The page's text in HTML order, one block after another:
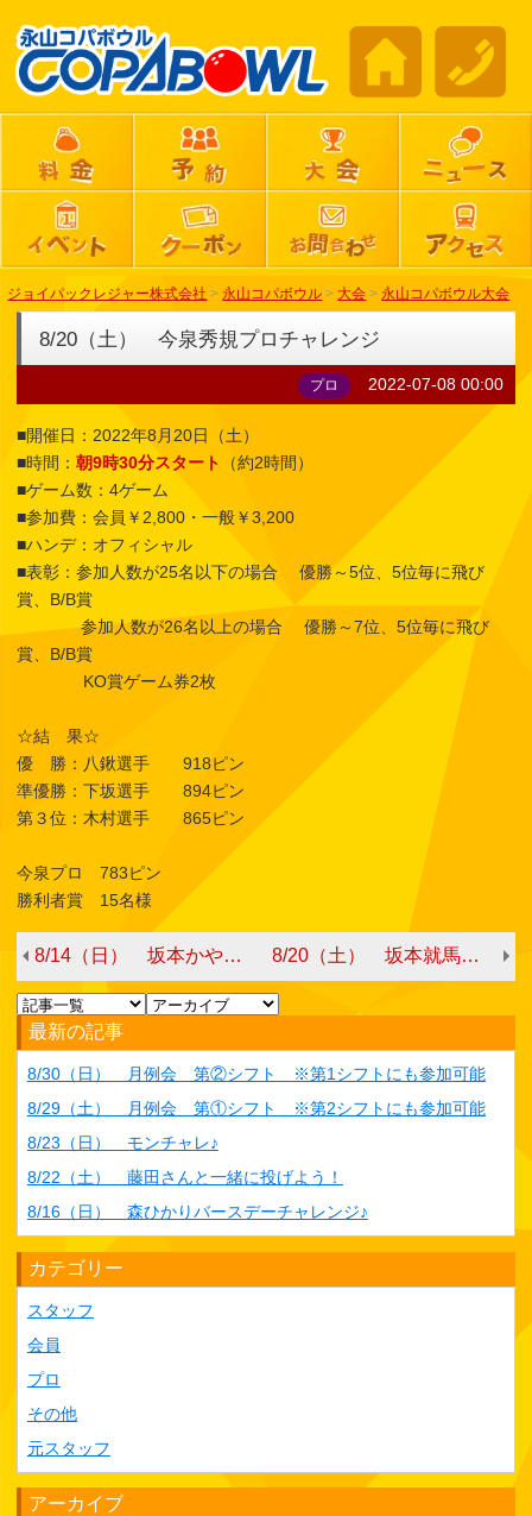
ジョイパックレジャー株式会社 > 永山コパボウル > 大会 > 永山コパボウル大会
8/20（土） 今泉秀規プロチャレンジ
プロ 2022-07-08 00:00
■開催日：2022年8月20日（土）
■時間： 朝9時30分スタート
（約2時間）
■ゲーム数：4ゲーム
■参加費：会員￥2,800・一般￥3,200
■ハンデ：オフィシャル
■表彰：参加人数が25名以下の場合 優勝～5位、5位毎に飛び
賞、B/B賞
参加人数が26名以上の場合 優勝～7位、5位毎に飛び
賞、B/B賞
KO賞ゲーム券2枚
☆結 果☆
優 勝：八鍬選手 918ピン
準優勝：下坂選手 894ピン
第３位：木村選手 865ピン
今泉プロ 783ピン
勝利者賞 15名様
8/14（日） 坂本かやプロチャレンジ（夜の部）*修正あり 8/20（土） 坂本就馬プロチャレンジ
最新の記事
8/30（日） 月例会 第②シフト ※第1シフトにも参加可能
8/29（土） 月例会 第①シフト ※第2シフトにも参加可能
8/23（日） モンチャレ♪
8/22（土） 藤田さんと一緒に投げよう！
8/16（日） 森ひかりバースデーチャレンジ♪
カテゴリー
スタッフ
会員
プロ
その他
元スタッフ
アーカイブ